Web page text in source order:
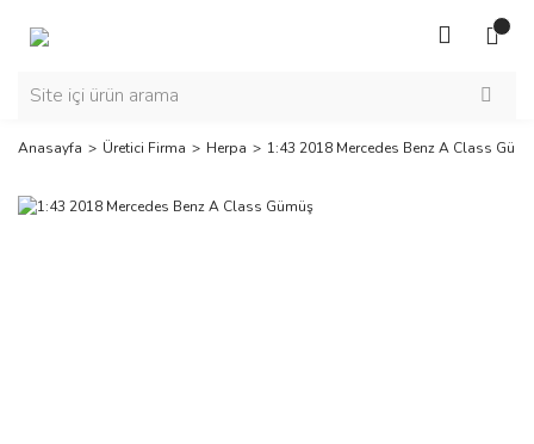
Anasayfa Üretici Firma Herpa 1:43 2018 Mercedes Benz A Class